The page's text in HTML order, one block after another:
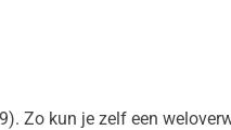
Zo kun je zelf een